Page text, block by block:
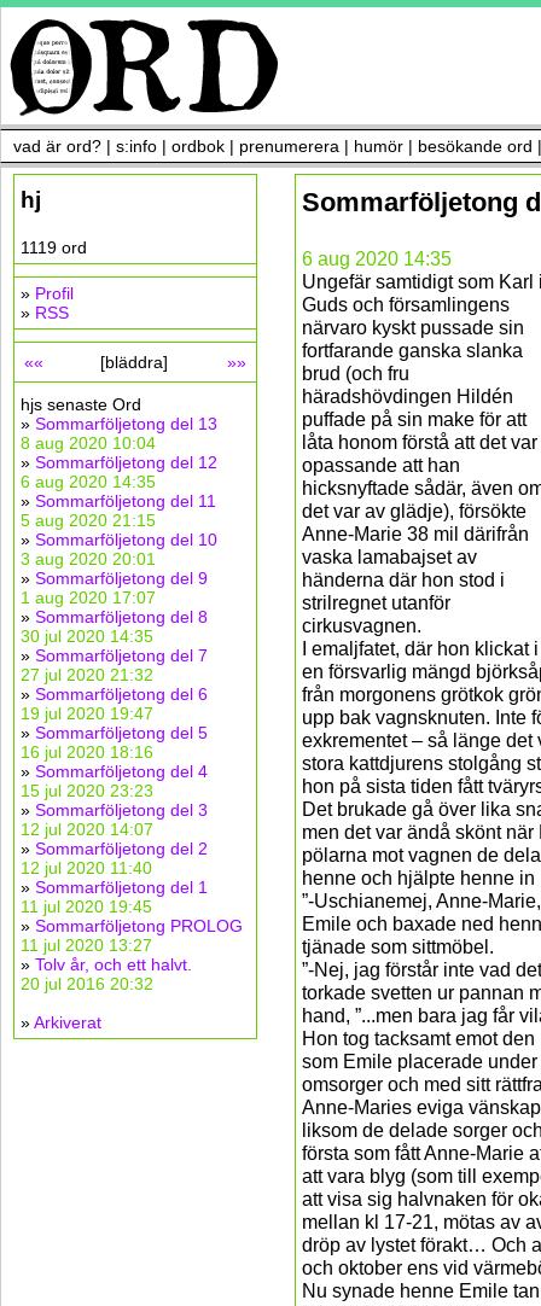
vad är ord? | s:info | ordbok | prenumerera | humör | besökande ord
Sommarföljetong
6 aug 2020 14:35
Ungefär samtidigt som Karl
Guds och församlingens
närvaro kyskt pussade sin
fortfarande ganska slanka
brud (och fru
häradshövdingen Hildén
puffade på sin make för att
låta honom förstå att det var
opassande att han
hicksnyftade sådär, även
det var av glädje), försökte
Anne-Marie 38 mil därifrån
vaska lamabajset av
händerna där hon stod i
strilregnet utanför
cirkusvagnen.
I emaljfatet, där hon klickat i
en försvarlig mängd
från morgonens grötkok
upp bak vagnsknuten. Inte
exkrementet – så länge
stora kattdjurens stolgång
hon på sista tiden fått
Det brukade gå över lika
men det var ändå skönt
pölarna mot vagnen de
henne och hjälpte henne in
”-Uschianemej, Anne-
Emile och baxade ned
tjänade som sittmöbel.
”-Nej, jag förstår inte vad
torkade svetten ur pannan
hand, ”...men bara jag får
Hon tog tacksamt emot
som Emile placerade
omsorger och med sitt
Anne-Maries eviga
liksom de delade sorger
första som fått Anne-Marie
att vara blyg (som till
att visa sig halvnaken för
mellan kl 17-21, mötas av
dröp av lystet förakt… Och
och oktober ens vid
Nu synade henne Emile
hj
1119 ord
» Profil
» RSS
«« [bläddra] »»
hjs senaste Ord
» Sommarföljetong del 13
8 aug 2020 10:04
» Sommarföljetong del 12
6 aug 2020 14:35
» Sommarföljetong del 11
5 aug 2020 21:15
» Sommarföljetong del 10
3 aug 2020 20:01
» Sommarföljetong del 9
1 aug 2020 17:07
» Sommarföljetong del 8
30 jul 2020 14:35
» Sommarföljetong del 7
27 jul 2020 21:32
» Sommarföljetong del 6
19 jul 2020 19:47
» Sommarföljetong del 5
16 jul 2020 18:16
» Sommarföljetong del 4
15 jul 2020 23:23
» Sommarföljetong del 3
12 jul 2020 14:07
» Sommarföljetong del 2
12 jul 2020 11:40
» Sommarföljetong del 1
11 jul 2020 19:45
» Sommarföljetong PROLOG
11 jul 2020 13:27
» Tolv år, och ett halvt.
20 jul 2016 20:32
»Arkiverat